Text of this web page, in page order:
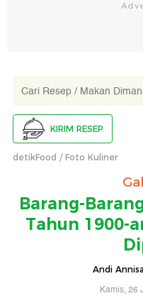
KIRIM RESEP
detikFood Foto Kuliner
Barang-
Tahun 1900-
Andi
Kamis, 26